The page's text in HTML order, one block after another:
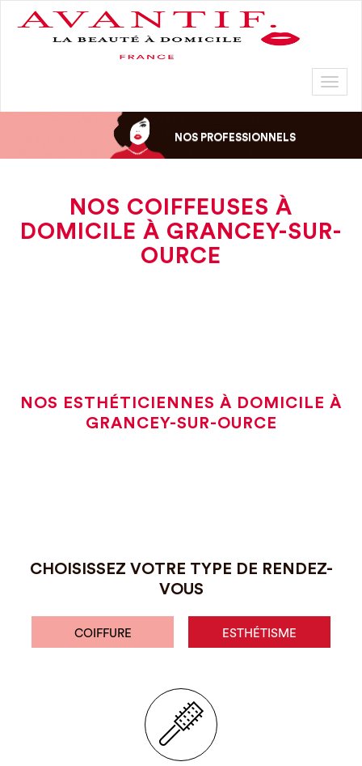
NOS PROFESSIONNELS
NOS COIFFEUSES À
DOMICILE À GRANCEY-SUR-
OURCE
NOS ESTHÉTICIENNES À DOMICILE À
GRANCEY-SUR-OURCE
CHOISISSEZ VOTRE TYPE DE RENDEZ-
VOUS
COIFFURE ESTHÉTISME